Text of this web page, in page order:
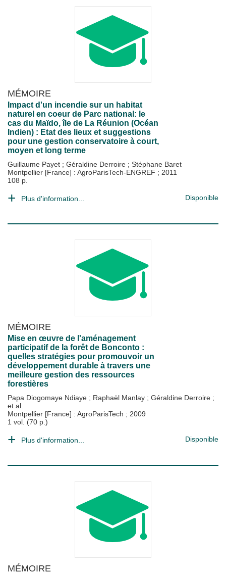
MÉMOIRE
Impact d'un incendie sur un habitat
naturel en coeur de Parc national: le
cas du Maïdo, île de La Réunion (Océan
Indien) : Etat des lieux et suggestions
pour une gestion conservatoire à court,
moyen et long terme
Guillaume Payet ; Géraldine Derroire ; Stéphane Baret
Montpellier [France] : AgroParisTech-ENGREF ; 2011
108 p.
Plus d'information... Disponible
MÉMOIRE
Mise en œuvre de l'aménagement
participatif de la forêt de Bonconto :
quelles stratégies pour promouvoir un
développement durable à travers une
meilleure gestion des ressources
forestières
Papa Diogomaye Ndiaye ; Raphaël Manlay ; Géraldine Derroire ;
et al.
Montpellier [France] : AgroParisTech ; 2009
1 vol. (70 p.)
Plus d'information... Disponible
MÉMOIRE